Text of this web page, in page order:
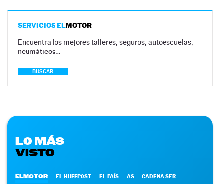
SERVICIOS ELMOTOR
Encuentra los mejores talleres, seguros, autoescuelas,
neumáticos…
BUSCAR
LO MÁS
VISTO
ELMOTOR EL HUFFPOST EL PAÍS AS CADENA SER